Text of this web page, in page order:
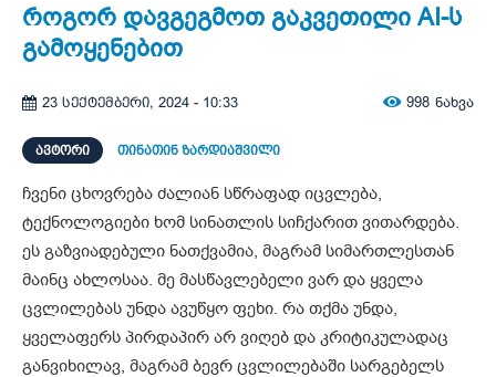
როგორ დავგეგმოთ გაკვეთილი AI-ს
გამოყენებით
23 სექტემბერი, 2024 - 10:33 998 ნახვა
ᲐᲕᲢᲝᲠᲘ თინათინ ზარდიაშვილი
ჩვენი ცხოვრება ძალიან სწრაფად იცვლება,
ტექნოლოგიები ხომ სინათლის სიჩქარით ვითარდება.
ეს გაზვიადებული ნათქვამია, მაგრამ სიმართლესთან
მაინც ახლოსაა. მე მასწავლებელი ვარ და ყველა
ცვლილებას უნდა ავუწყო ფეხი. რა თქმა უნდა,
ყველაფერს პირდაპირ არ ვიღებ და კრიტიკულადაც
განვიხილავ, მაგრამ ბევრ ცვლილებაში სარგებელს